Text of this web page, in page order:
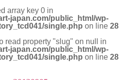
array key 0 in
japan.com/public_html/wp-
single.php on line28
read property "slug" on null in
japan.com/public_html/wp-
single.php on line28